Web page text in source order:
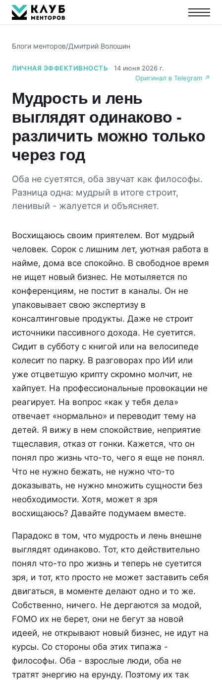
Блоги менторов/Дмитрий Волошин
ЛИЧНАЯ ЭФФЕКТИВНОСТЬ
14 июня 2026 г.
Оригинал в Telegram ↗
Мудрость и лень
выглядят одинаково -
различить можно только
через год
Оба не суетятся, оба звучат как философы.
Разница одна: мудрый в итоге строит,
ленивый - жалуется и объясняет.
Восхищаюсь своим приятелем. Вот мудрый
человек. Сорок с лишним лет, уютная работа в
найме, дома все спокойно. В свободное время
не ищет новый бизнес. Не мотыляется по
конференциям, не постит в каналы. Он не
упаковывает свою экспертизу в
консалтинговые продукты. Даже не строит
источники пассивного дохода. Не суетится.
Сидит в субботу с книгой или на велосипеде
колесит по парку. В разговорах про ИИ или
уже отцветшую крипту скромно молчит, не
хайпует. На профессиональные провокации не
реагирует. На вопрос «как у тебя дела»
отвечает «нормально» и переводит тему на
детей. Я вижу в нем спокойствие, неприятие
тщеславия, отказ от гонки. Кажется, что он
понял про жизнь что-то, чего я еще не понял.
Что не нужно бежать, не нужно что-то
доказывать, не нужно множить сущности без
необходимости. Хотя, может я зря
восхищаюсь? Давайте подумаем вместе.
Парадокс в том, что мудрость и лень внешне
выглядят одинаково. Тот, кто действительно
понял что-то про жизнь и теперь не суетится
зря, и тот, кто просто не может заставить себя
двигаться, в моменте делают одно и то же.
Собственно, ничего. Не дергаются за модой,
FOMO их не берет, они не бегут за новой
идеей, не открывают новый бизнес, не идут на
курсы. Со стороны оба этих типажа -
философы. Оба - взрослые люди, оба не
тратят энергию на ерунду. Поэтому их так